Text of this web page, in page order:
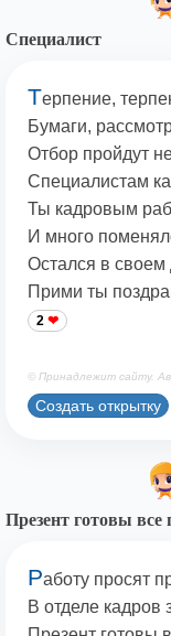
Специалист
Терпение,
Бумаги,
Отбор пройдут
Специалистам
Ты кадровым
И много
Остался в своем
Прими ты
2
© Принадлежит сайту.
Создать открытку
Презент готовы все
Работу просят
В отделе кадров